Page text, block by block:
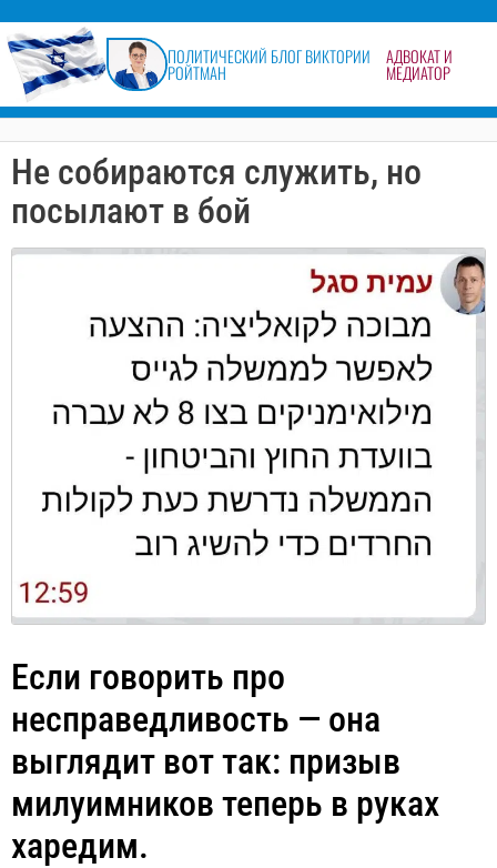
ПОЛИТИЧЕСКИЙ БЛОГ ВИКТОРИИ
РОЙТМАН
АДВОКАТ И
МЕДИАТОР
Не собираются служить, но
посылают в бой
Если говорить про
несправедливость — она
выглядит вот так: призыв
милуимников теперь в руках
харедим.